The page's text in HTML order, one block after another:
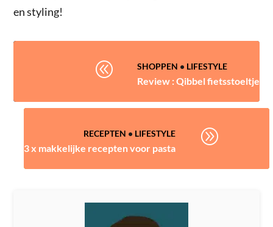
en styling!
@ SHOPPEN • LIFESTYLE
Review : Qibbel fietsstoeltje
RECEPTEN • LIFESTYLE
3 x makkelijke recepten voor pasta
A